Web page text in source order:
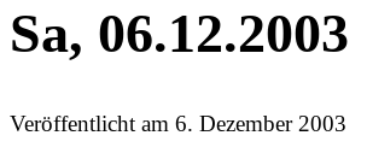
Sa, 06.12.2003
Veröffentlicht am 6. Dezember 2003